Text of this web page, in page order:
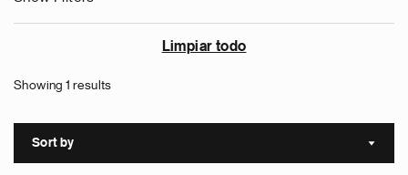
Limpiar todo
Showing 1 results
Sort by Sort